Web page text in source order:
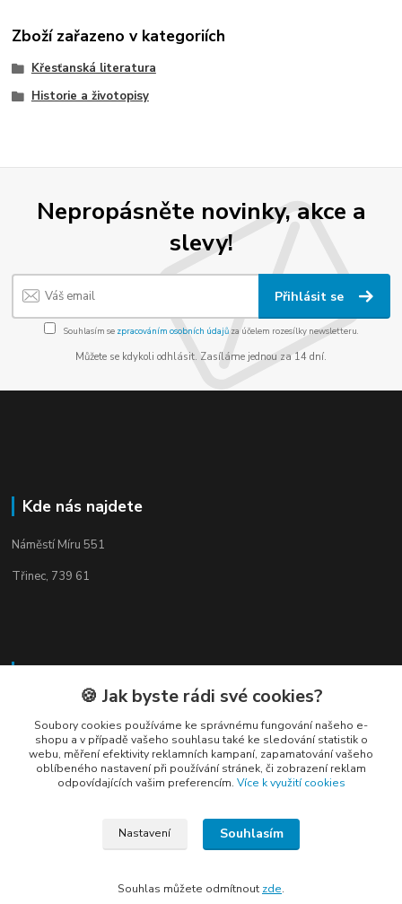
Zboží zařazeno v kategoriích
Křesťanská literatura
Historie a životopisy
Nepropásněte novinky, akce a
slevy!
Přihlásit se
Souhlasím se zpracováním osobních údajůza účelem rozesílky newsletteru.
Můžete se kdykoli odhlásit. Zasíláme jednou za 14 dní.
Kde nás najdete
Náměstí Míru 551
Třinec, 739 61
Kontakty
Petr Nedvídek
+420 775688827 +420 737670415
🍪 Jak byste rádi své cookies?
Soubory cookies používáme ke správnému fungování našeho e-
shopu a v případě vašeho souhlasu také ke sledování statistik o
webu, měření efektivity reklamních kampaní, zapamatování vašeho
oblíbeného nastavení při používání stránek, či zobrazení reklam
odpovídajících vašim preferencím. Více k využití cookies
Nastavení Souhlasím
Souhlas můžete odmítnout zde.